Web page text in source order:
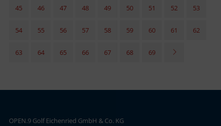
45 46 47 48 49 50 51 52 53
54 55 56 57 58 59 60 61 62
63 64 65 66 67 68 69
OPEN.9 Golf Eichenried GmbH & Co. KG